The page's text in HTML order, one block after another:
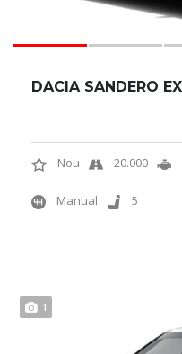
Nou 20.000
Manual 5
1